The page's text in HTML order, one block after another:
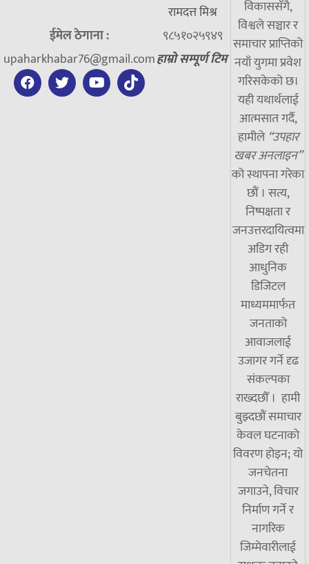
ईमेल ठेगाना :
upaharkhabar76@gmail.com
रामदत्त मिश्र
९८५१०२५९४९
हाम्रो सम्पूर्ण टिम
विकाससँगै,
विश्वले सञ्चार र
समाचार प्राप्तिको
नयाँ युगमा प्रवेश
गरिसकेको छ।
यही यथार्थलाई
आत्मसात गर्दै,
हामीले “उपहार
खबर अनलाइन”
को स्थापना गरेका
छौं । सत्य,
निष्पक्षता र
जनउत्तरदायित्वमा
अडिग रही
आधुनिक
डिजिटल
माध्यममार्फत
जनताको
आवाजलाई
उजागर गर्ने दृढ
संकल्पका
राख्दछौँ । हामी
बुझ्दछौं समाचार
केवल घटनाको
विवरण होइन; यो
जनचेतना
जगाउने, विचार
निर्माण गर्ने र
नागरिक
जिम्मेवारीलाई